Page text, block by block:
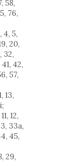
58,
76,
4, 5,
20,
32,
42,
57,
13,
12,
33а,
45,
29,